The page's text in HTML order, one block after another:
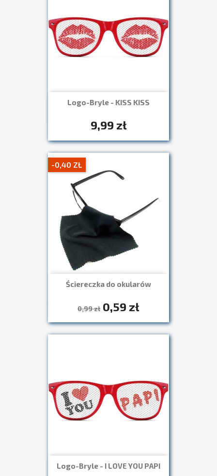
Logo-Bryle - KISS KISS
9,99 zł
Szybki podgląd
Ściereczka do okularów
0,99 zł 0,59 zł
-0,40 ZŁ
Szybki podgląd
Logo-Bryle - I LOVE YOU PAPI
Szybki podgląd